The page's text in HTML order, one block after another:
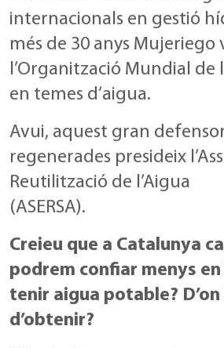
internacionals en gestió
més de 30 anys Mujeriego
l’Organització Mundial de
en temes d’aigua.
Avui, aquest gran
regenerades presideix
Reutilització de l’Aigua
(ASERSA).
Creieu que a Catalunya
podrem confiar menys
tenir aigua potable? D’on
d’obtenir?